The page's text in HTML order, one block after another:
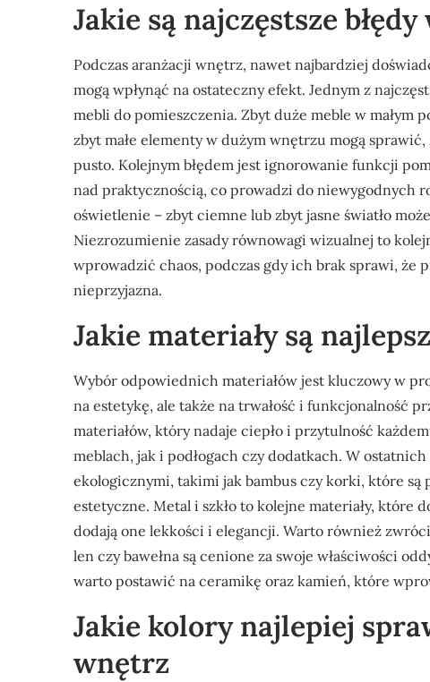
Jakie są najczęstsze
Podczas aranżacji wnętrz, nawet najbardziej
mogą wpłynąć na ostateczny efekt. Jednym z
mebli do pomieszczenia. Zbyt duże meble w małym
zbyt małe elementy w dużym wnętrzu mogą
pusto. Kolejnym błędem jest ignorowanie funkcji
nad praktycznością, co prowadzi do niewygodnych
oświetlenie – zbyt ciemne lub zbyt jasne światło
Niezrozumienie zasady równowagi wizualnej to
wprowadzić chaos, podczas gdy ich brak sprawi, że
nieprzyjazna.
Jakie materiały są
Wybór odpowiednich materiałów jest kluczowy w
na estetykę, ale także na trwałość i funkcjonalność
materiałów, który nadaje ciepło i przytulność
meblach, jak i podłogach czy dodatkach. W
ekologicznymi, takimi jak bambus czy korki, które
estetyczne. Metal i szkło to kolejne materiały, które
dodają one lekkości i elegancji. Warto również
len czy bawełna są cenione za swoje właściwości
warto postawić na ceramikę oraz kamień, które
Jakie kolory najlepiej
wnętrz